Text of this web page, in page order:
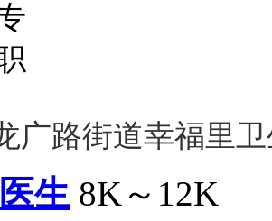
广路街道幸福里
生 8K～12K